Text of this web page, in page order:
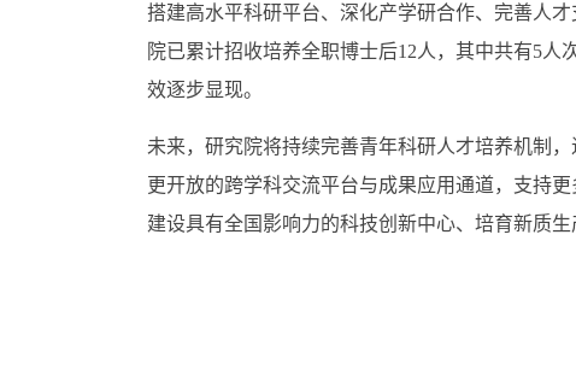
搭建高水平科研平台、深化产学研合作、完善人
院已累计招收培养全职博士后12人，其中共有5
效逐步显现。
未来，研究院将持续完善青年科研人才培养机制
更开放的跨学科交流平台与成果应用通道，支持
建设具有全国影响力的科技创新中心、培育新质生